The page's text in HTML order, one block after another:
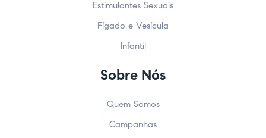
Estimulantes Sexuais
Fígado e Vesícula
Infantil
Sobre Nós
Quem Somos
Campanhas